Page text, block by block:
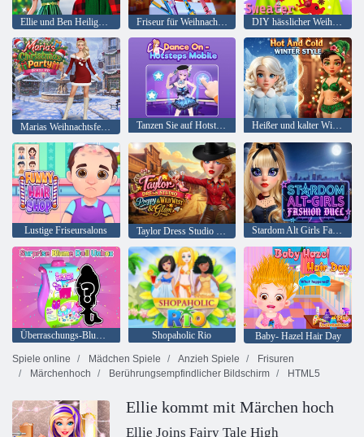
Ellie und Ben Heiligabend Friseur für Weihnachtsmädchen DIY hässlicher Weihnachtspullover
Tanzen Sie auf Hotsteps Mobile Heißer und kalter Winterstil
Lustige Friseursalons Taylor Dress Studio Preppy Wild West Stardom Alt Girls Fashion Duel
Überraschungs-Blume-Puppe auspacken Shopaholic Rio
Baby- Hazel Hair Day
Spiele online
Mädchen Spiele Anzieh Spiele
Frisuren
Märchenhoch
Berührungsempfindlicher Bildschirm HTML5
Ellie kommt mit Märchen hoch
Ellie Joins Fairy Tale High